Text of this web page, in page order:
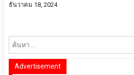
ธันวาคม 18, 2024
Advertisement